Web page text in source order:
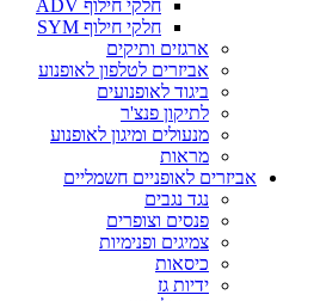
חלקי חילוף ADV
חלקי חילוף SYM
ארגזים ותיקים
אביזרים לטלפון לאופנוע
ביגוד לאופנועים
לתיקון פנצ'ר
מנעולים ומיגון לאופנוע
מראות
אביזרים לאופניים חשמליים
נגד נגבים
פנסים וצופרים
צמיגים ופנימיות
כיסאות
ידיות גז